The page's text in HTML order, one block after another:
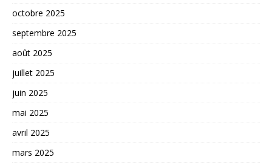
octobre 2025
septembre 2025
août 2025
juillet 2025
juin 2025
mai 2025
avril 2025
mars 2025